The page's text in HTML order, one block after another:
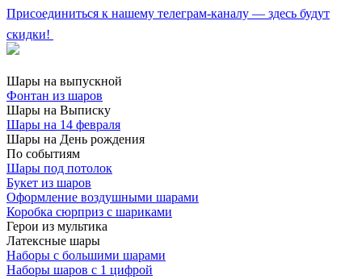
Присоединиться к нашему телеграм-каналу — здесь будут
скидки!
Шары на выпускной
Фонтан из шаров
Шары на Выписку
Шары на 14 февраля
Шары на День рождения
По событиям
Шары под потолок
Букет из шаров
Оформление воздушными шарами
Коробка сюрприз с шариками
Герои из мультика
Латексные шары
Наборы с большими шарами
Наборы шаров с 1 цифрой